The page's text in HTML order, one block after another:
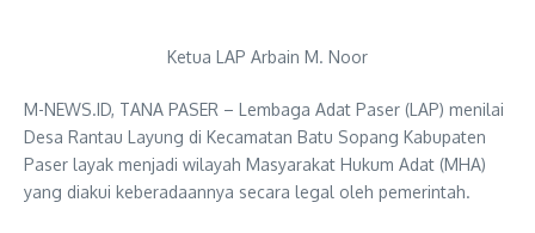
Ketua LAP Arbain M. Noor
M-NEWS.ID, TANA PASER – Lembaga Adat Paser (LAP) menilai
Desa Rantau Layung di Kecamatan Batu Sopang Kabupaten
Paser layak menjadi wilayah Masyarakat Hukum Adat (MHA)
yang diakui keberadaannya secara legal oleh pemerintah.